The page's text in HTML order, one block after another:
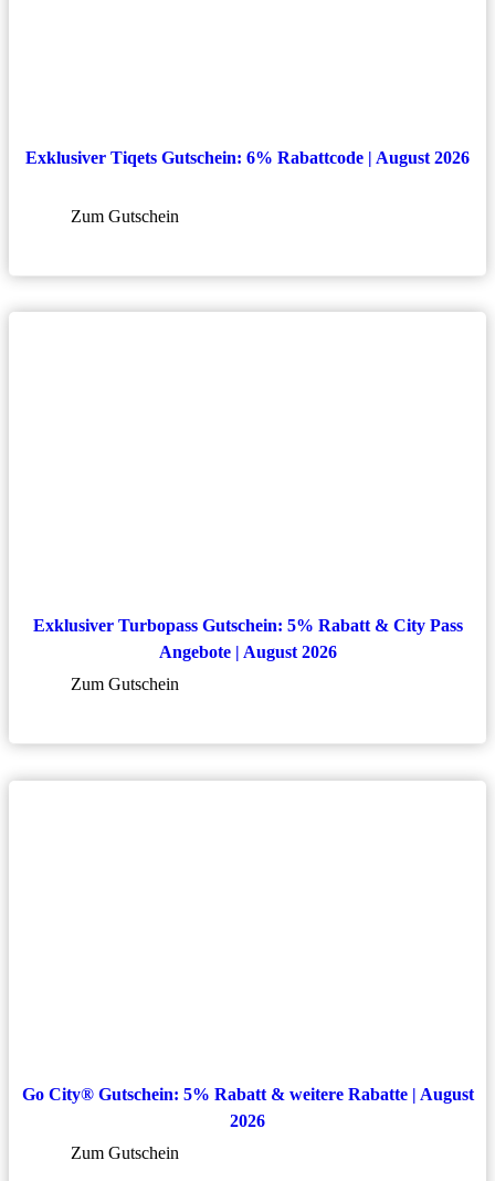
Exklusiver Tiqets Gutschein: 6% Rabattcode | August 2026
Zum Gutschein
Exklusiver Turbopass Gutschein: 5% Rabatt & City Pass
Angebote | August 2026
Zum Gutschein
Go City® Gutschein: 5% Rabatt & weitere Rabatte | August
2026
Zum Gutschein